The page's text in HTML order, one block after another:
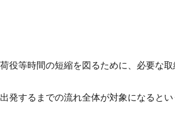
役等時間の短縮を図るために、必要な取
するまでの流れ全体が対象になるとい